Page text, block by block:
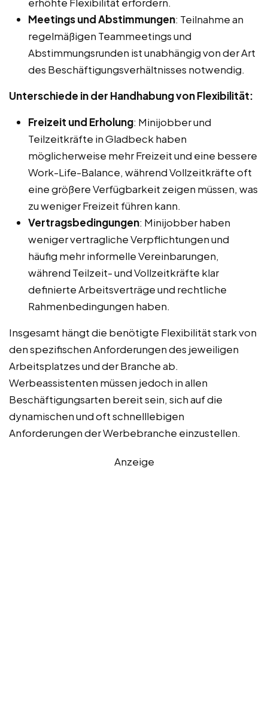
Meetings und Abstimmungen: Teilnahme an
regelmäßigen Teammeetings und
Abstimmungsrunden ist unabhängig von der Art
des Beschäftigungsverhältnisses notwendig.
Unterschiede in der Handhabung von Flexibilität:
Freizeit und Erholung: Minijobber und
Teilzeitkräfte in Gladbeck haben
möglicherweise mehr Freizeit und eine bessere
Work-Life-Balance, während Vollzeitkräfte oft
eine größere Verfügbarkeit zeigen müssen, was
zu weniger Freizeit führen kann.
Vertragsbedingungen: Minijobber haben
weniger vertragliche Verpflichtungen und
häufig mehr informelle Vereinbarungen,
während Teilzeit- und Vollzeitkräfte klar
definierte Arbeitsverträge und rechtliche
Rahmenbedingungen haben.
Insgesamt hängt die benötigte Flexibilität stark von
den spezifischen Anforderungen des jeweiligen
Arbeitsplatzes und der Branche ab.
Werbeassistenten müssen jedoch in allen
Beschäftigungsarten bereit sein, sich auf die
dynamischen und oft schnelllebigen
Anforderungen der Werbebranche einzustellen.
Anzeige